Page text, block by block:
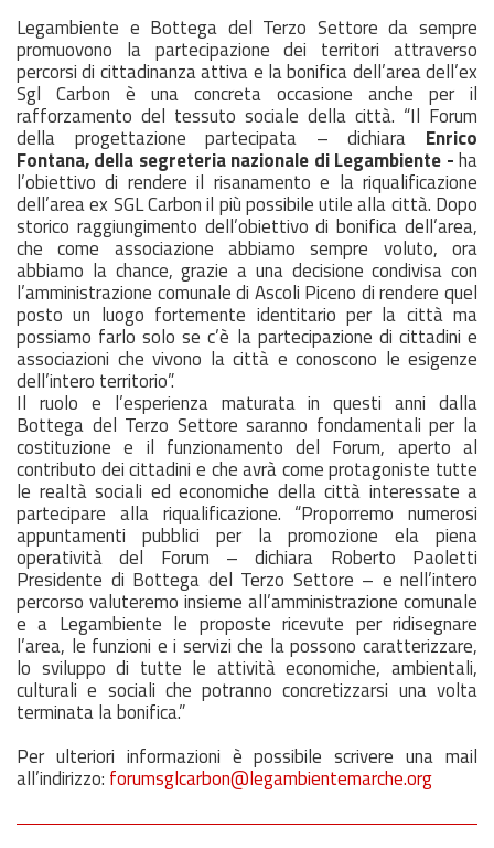
Legambiente e Bottega del Terzo Settore da sempre
promuovono la partecipazione dei territori attraverso
percorsi di cittadinanza attiva e la bonifica dell’area dell’ex
Sgl Carbon è una concreta occasione anche per il
rafforzamento del tessuto sociale della città. “Il Forum
della progettazione partecipata – dichiara Enrico
Fontana, della segreteria nazionale di Legambiente -ha
l’obiettivo di rendere il risanamento e la riqualificazione
dell’area ex SGL Carbon il più possibile utile alla città. Dopo
storico raggiungimento dell’obiettivo di bonifica dell’area,
che come associazione abbiamo sempre voluto, ora
abbiamo la chance, grazie a una decisione condivisa con
l’amministrazione comunale di Ascoli Piceno di rendere quel
posto un luogo fortemente identitario per la città ma
possiamo farlo solo se c’è la partecipazione di cittadini e
associazioni che vivono la città e conoscono le esigenze
dell’intero territorio”.
Il ruolo e l’esperienza maturata in questi anni dalla
Bottega del Terzo Settore saranno fondamentali per la
costituzione e il funzionamento del Forum, aperto al
contributo dei cittadini e che avrà come protagoniste tutte
le realtà sociali ed economiche della città interessate a
partecipare alla riqualificazione. “Proporremo numerosi
appuntamenti pubblici per la promozione ela piena
operatività del Forum – dichiara Roberto Paoletti
Presidente di Bottega del Terzo Settore – e nell’intero
percorso valuteremo insieme all’amministrazione comunale
e a Legambiente le proposte ricevute per ridisegnare
l’area, le funzioni e i servizi che la possono caratterizzare,
lo sviluppo di tutte le attività economiche, ambientali,
culturali e sociali che potranno concretizzarsi una volta
terminata la bonifica.”
Per ulteriori informazioni è possibile scrivere una mail
all’indirizzo: forumsglcarbon@legambientemarche.org